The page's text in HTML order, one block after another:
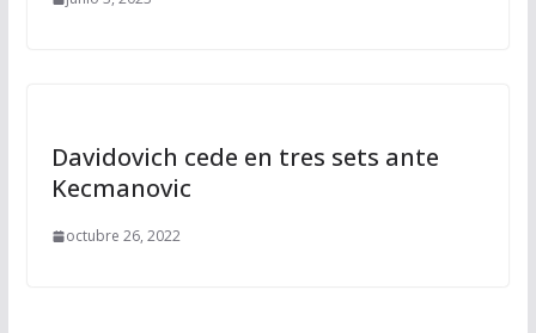
Davidovich cede en tres sets ante
Kecmanovic
octubre 26, 2022